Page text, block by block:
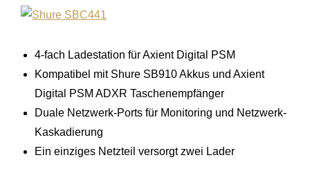
4-fach Ladestation für Axient Digital PSM
Kompatibel mit Shure SB910 Akkus und Axient
Digital PSM ADXR Taschenempfänger
Duale Netzwerk-Ports für Monitoring und Netzwerk-
Kaskadierung
Ein einziges Netzteil versorgt zwei Lader